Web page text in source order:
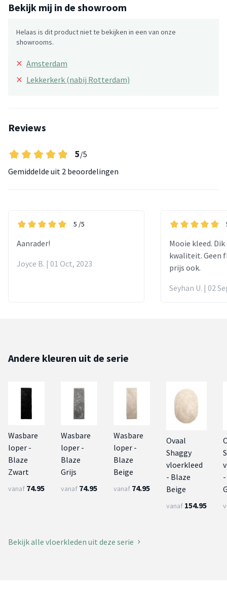
Bekijk mij in de showroom
Helaas is dit product niet te bekijken in een van onze
showrooms.
× Amsterdam
× Lekkerkerk (nabij Rotterdam)
Reviews
5/5
Gemiddelde uit 2 beoordelingen
5 /5
Aanrader!
Joyce B. | 01 Oct, 2023
Mooie kleed.
kwaliteit. Geen
prijs ook.
Seyhan U. | 02
Andere kleuren uit de serie
Wasbare
loper -
Blaze
Zwart
vanaf 74.95
Wasbare
loper -
Blaze
Grijs
vanaf 74.95
Wasbare
loper -
Blaze
Beige
vanaf 74.95
Ovaal
Shaggy
vloerkleed
- Blaze
Beige
vanaf 154.95
Bekijk alle vloerkleden uit deze serie